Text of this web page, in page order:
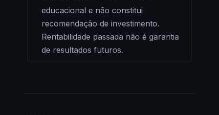
educacional e não constitui
recomendação de investimento.
Rentabilidade passada não é garantia
de resultados futuros.